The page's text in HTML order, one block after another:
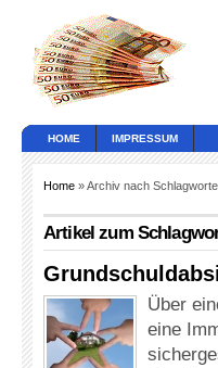
HOME IMPRESSUM
Home » Archiv nach
Artikel zum
Über
eine